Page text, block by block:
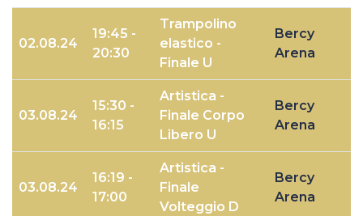
02.08.24
19:45 -
20:30
Trampolino
elastico -
Finale U
Bercy
Arena
03.08.24
15:30 -
16:15
Artistica -
Finale Corpo
Libero U
Bercy
Arena
03.08.24
16:19 -
17:00
Artistica -
Finale
Volteggio D
Bercy
Arena